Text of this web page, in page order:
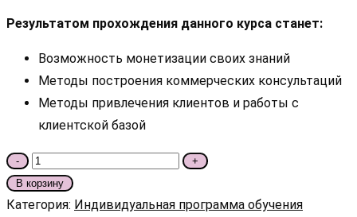
Результатом прохождения данного курса станет:
Возможность монетизации своих знаний
Методы построения коммерческих консультаций
Методы привлечения клиентов и работы с
клиентской базой
-
Количество
товара
Блок
+
В корзину
Категория: Индивидуальная программа обучения